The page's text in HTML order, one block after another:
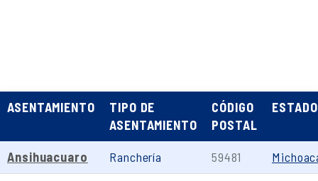
ASENTAMIENTO
TIPO DE
ASENTAMIENTO
CÓDIGO
POSTAL
ESTADO
Ansihuacuaro Ranchería 59481